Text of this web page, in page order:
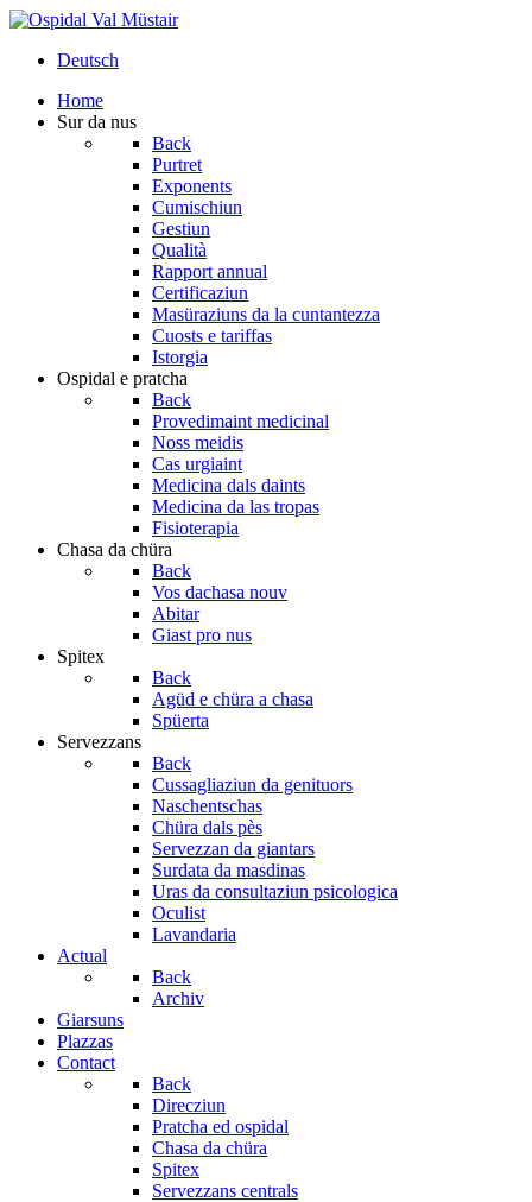
Deutsch
Home
Sur da nus
Back
Purtret
Exponents
Cumischiun
Gestiun
Qualità
Rapport annual
Certificaziun
Masüraziuns da la cuntantezza
Cuosts e tariffas
Istorgia
Ospidal e pratcha
Back
Provedimaint medicinal
Noss meidis
Cas urgiaint
Medicina dals daints
Medicina da las tropas
Fisioterapia
Chasa da chüra
Back
Vos dachasa nouv
Abitar
Giast pro nus
Spitex
Back
Agüd e chüra a chasa
Spüerta
Servezzans
Back
Cussagliaziun da genituors
Naschentschas
Chüra dals pès
Servezzan da giantars
Surdata da masdinas
Uras da consultaziun psicologica
Oculist
Lavandaria
Actual
Back
Archiv
Giarsuns
Plazzas
Contact
Back
Direcziun
Pratcha ed ospidal
Chasa da chüra
Spitex
Servezzans centrals